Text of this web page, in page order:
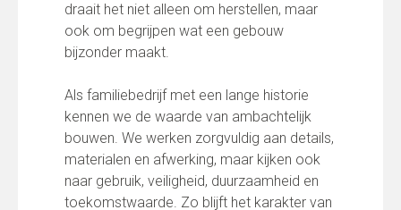
draait het niet alleen om herstellen, maar
ook om begrijpen wat een gebouw
bijzonder maakt.
Als familiebedrijf met een lange historie
kennen we de waarde van ambachtelijk
bouwen. We werken zorgvuldig aan details,
materialen en afwerking, maar kijken ook
naar gebruik, veiligheid, duurzaamheid en
toekomstwaarde. Zo blijft het karakter van